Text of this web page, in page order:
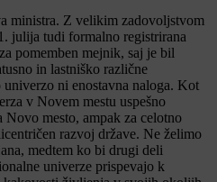
ministra. Z velikim zadovoljstvom
julija tudi formalno registrirana
pomemben mejnik, saj je bil
in lastniško različne
ni enostavna naloga. Kot
v Novem mestu uspešno
mesto, ampak za celotno
razvoj države. Ne želimo
medtem ko bi drugi deli
univerze prispevajo k